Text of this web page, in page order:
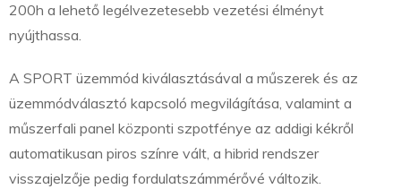
200h a lehető legélvezetesebb vezetési élményt
nyújthassa.
A SPORT üzemmód kiválasztásával a műszerek és az
üzemmódválasztó kapcsoló megvilágítása, valamint a
műszerfali panel központi szpotfénye az addigi kékről
automatikusan piros színre vált, a hibrid rendszer
visszajelzője pedig fordulatszámmérővé változik.